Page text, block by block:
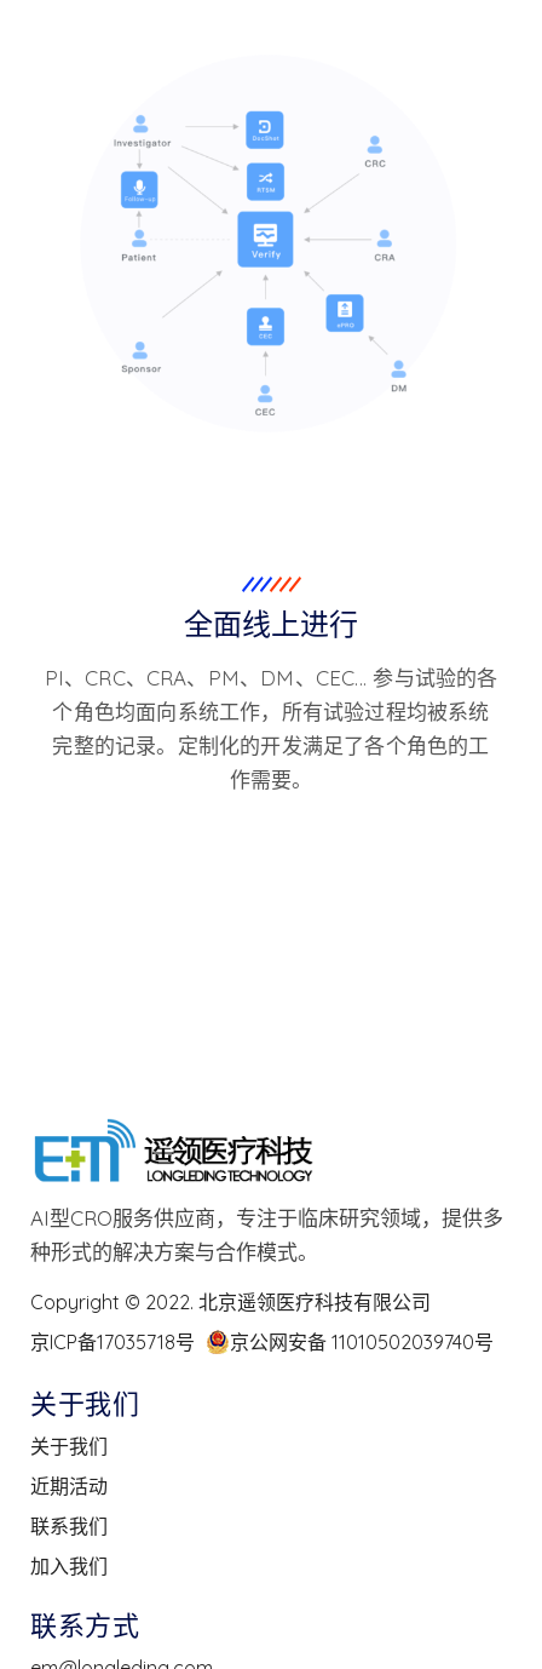
全面线上进行
PI、CRC、CRA、PM、DM、CEC... 参与试验的各
个角色均面向系统工作，所有试验过程均被系统
完整的记录。定制化的开发满足了各个角色的工
作需要。
AI型CRO服务供应商，专注于临床研究领域，提供多
种形式的解决方案与合作模式。
Copyright © 2022. 北京遥领医疗科技有限公司
京ICP备17035718号
京公网安备 11010502039740号
关于我们
关于我们
近期活动
联系我们
加入我们
联系方式